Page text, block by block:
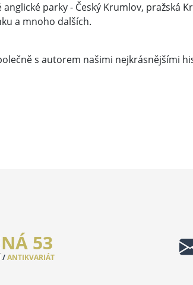
anglické parky - Český Krumlov, pražská
a mnoho dalších.
s autorem našimi nejkrásnějšími
53
/ANTIKVARIÁT